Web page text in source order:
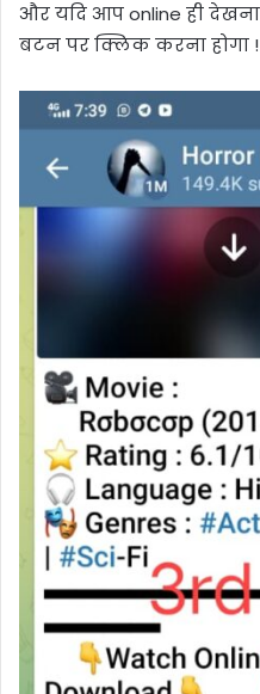
और यदि आप online ही
बटन पर क्लिक करना होगा !